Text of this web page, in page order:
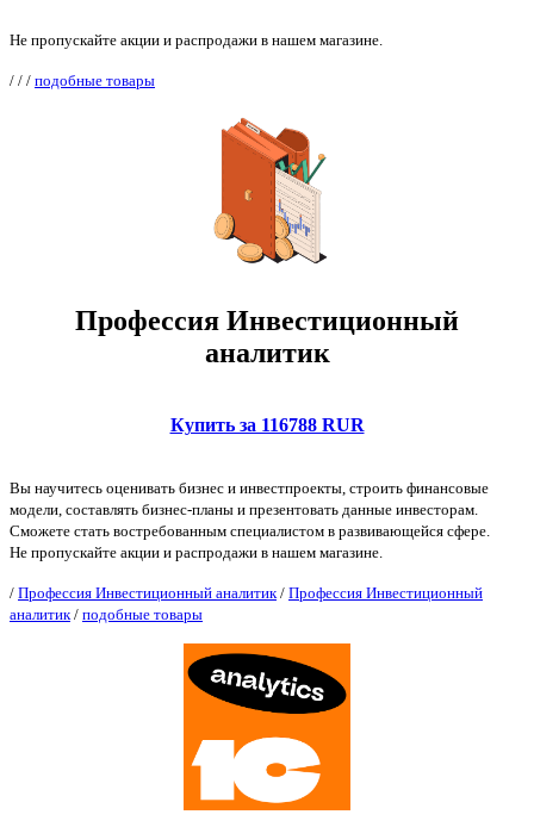
Не пропускайте акции и распродажи в нашем магазине.
/ / / подобные товары
Профессия Инвестиционный
аналитик
Купить за 116788 RUR
Вы научитесь оценивать бизнес и инвестпроекты, строить финансовые
модели, составлять бизнес-планы и презентовать данные инвесторам.
Сможете стать востребованным специалистом в развивающейся сфере.
Не пропускайте акции и распродажи в нашем магазине.
/ Профессия Инвестиционный аналитик / Профессия Инвестиционный
аналитик / подобные товары